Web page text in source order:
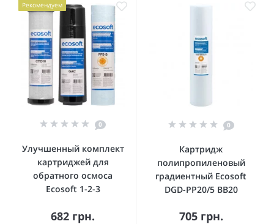
Рекомендуем
0
Улучшенный комплект
картриджей для
обратного осмоса
Ecosoft 1-2-3
682 грн.
0
Картридж
полипропиленовый
градиентный Ecosoft
DGD-PP20/5 BB20
705 грн.